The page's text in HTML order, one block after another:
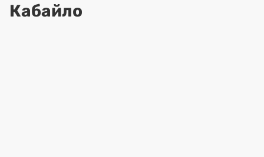
Кабайло